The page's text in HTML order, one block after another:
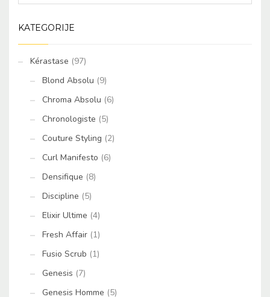
KATEGORIJE
Kérastase (97)
Blond Absolu (9)
Chroma Absolu (6)
Chronologiste (5)
Couture Styling (2)
Curl Manifesto (6)
Densifique (8)
Discipline (5)
Elixir Ultime (4)
Fresh Affair (1)
Fusio Scrub (1)
Genesis (7)
Genesis Homme (5)